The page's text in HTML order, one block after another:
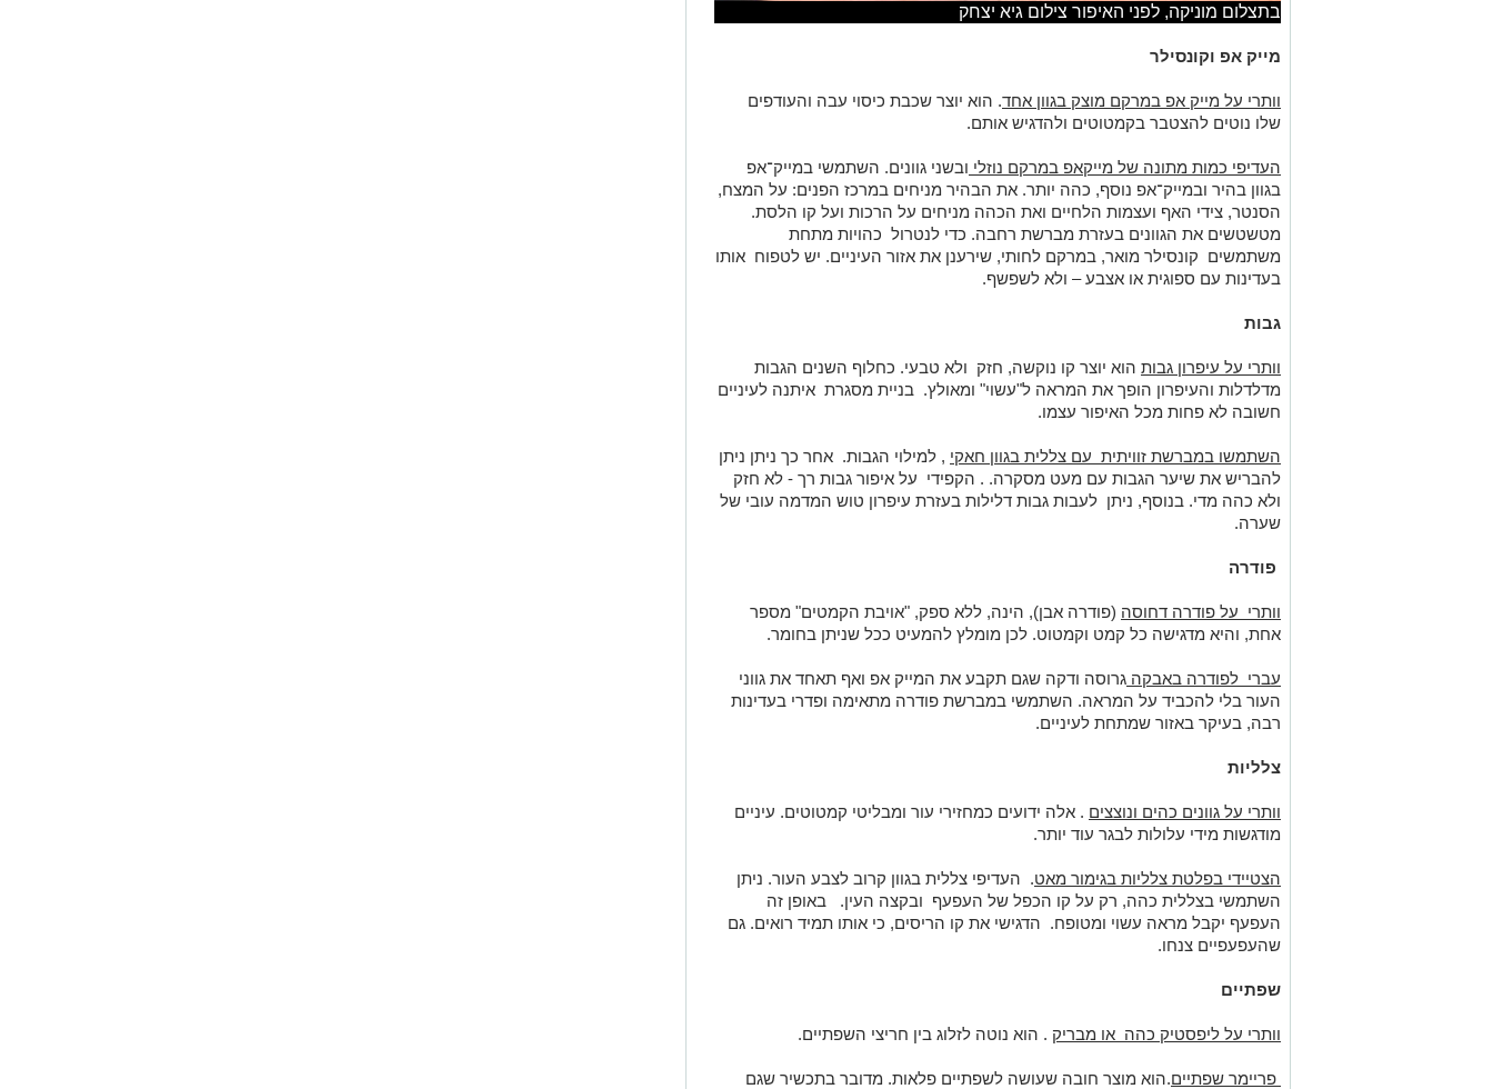
בתצלום מוניקה, לפני האיפור צילום גיא יצחק
מייק אפ וקונסילר
וותרי על מייק אפ במרקם מוצק בגוון אחד. הוא יוצר שכבת כיסוי עבה והעודפים
שלו נוטים להצטבר בקמטוטים ולהדגיש אותם.
העדיפי כמות מתונה של מייקאפ במרקם נוזלי ובשני גוונים. השתמשי במייק־אפ
בגוון בהיר ובמייק־אפ נוסף, כהה יותר. את הבהיר מניחים במרכז הפנים: על המצח,
הסנטר, צידי האף ועצמות הלחיים ואת הכהה מניחים על הרכות ועל קו הלסת.
מטשטשים את הגוונים בעזרת מברשת רחבה. כדי לנטרול כהויות מתחת
משתמשים קונסילר מואר, במרקם לחותי, שירענן את אזור העיניים. יש לטפוח אותו
בעדינות עם ספוגית או אצבע – ולא לשפשף.
גבות
וותרי על עיפרון גבות הוא יוצר קו נוקשה, חזק ולא טבעי. כחלוף השנים הגבות
מדלדלות והעיפרון הופך את המראה ל"עשוי" ומאולץ. בניית מסגרת איתנה לעיניים
חשובה לא פחות מכל האיפור עצמו.
השתמשו במברשת זוויתית עם צללית בגוון חאקי , למילוי הגבות. אחר כך ניתן ניתן
להבריש את שיער הגבות עם מעט מסקרה. . הקפידי על איפור גבות רך - לא חזק
ולא כהה מדי. בנוסף, ניתן לעבות גבות דלילות בעזרת עיפרון טוש המדמה עובי של
שערה.
פודרה
וותרי על פודרה דחוסה (פודרה אבן), הינה, ללא ספק, "אויבת הקמטים" מספר
אחת, והיא מדגישה כל קמט וקמטוט. לכן מומלץ להמעיט ככל שניתן בחומר.
עברי לפודרה באבקה גרוסה ודקה שגם תקבע את המייק אפ ואף תאחד את גווני
העור בלי להכביד על המראה. השתמשי במברשת פודרה מתאימה ופדרי בעדינות
רבה, בעיקר באזור שמתחת לעיניים.
צלליות
וותרי על גוונים כהים ונוצצים . אלה ידועים כמחזירי עור ומבליטי קמטוטים. עיניים
מודגשות מידי עלולות לבגר עוד יותר.
הצטיידי בפלטת צלליות בגימור מאט. העדיפי צללית בגוון קרוב לצבע העור. ניתן
השתמשי בצללית כהה, רק על קו הכפל של העפעף ובקצה העין. באופן זה
העפעף יקבל מראה עשוי ומטופח. הדגישי את קו הריסים, כי אותו תמיד רואים. גם
שהעפעפיים צנחו.
שפתיים
וותרי על ליפסטיק כהה או מבריק . הוא נוטה לזלוג בין חריצי השפתיים.
פריימר שפתיים.הוא מוצר חובה שעושה לשפתיים פלאות. מדובר בתכשיר שגם